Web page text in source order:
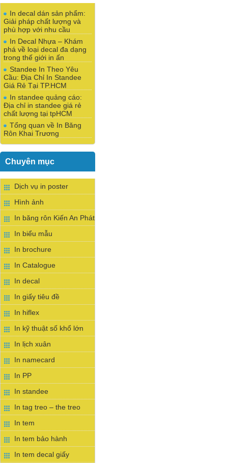
In decal dán sản phẩm:
Giải pháp chất lượng và
phù hợp với nhu cầu
In Decal Nhựa – Khám
phá về loại decal đa dạng
trong thế giới in ấn
Standee In Theo Yêu
Cầu: Địa Chỉ In Standee
Giá Rẻ Tại TP.HCM
In standee quảng cáo:
Địa chỉ in standee giá rẻ
chất lượng tại tpHCM
Tổng quan về In Băng
Rôn Khai Trương
Chuyên mục
Dịch vụ in poster
Hình ảnh
In băng rôn Kiến An Phát
In biểu mẫu
In brochure
In Catalogue
In decal
In giấy tiêu đề
In hiflex
In kỹ thuật số khổ lớn
In lịch xuân
In namecard
In PP
In standee
In tag treo – the treo
In tem
In tem bảo hành
In tem decal giấy